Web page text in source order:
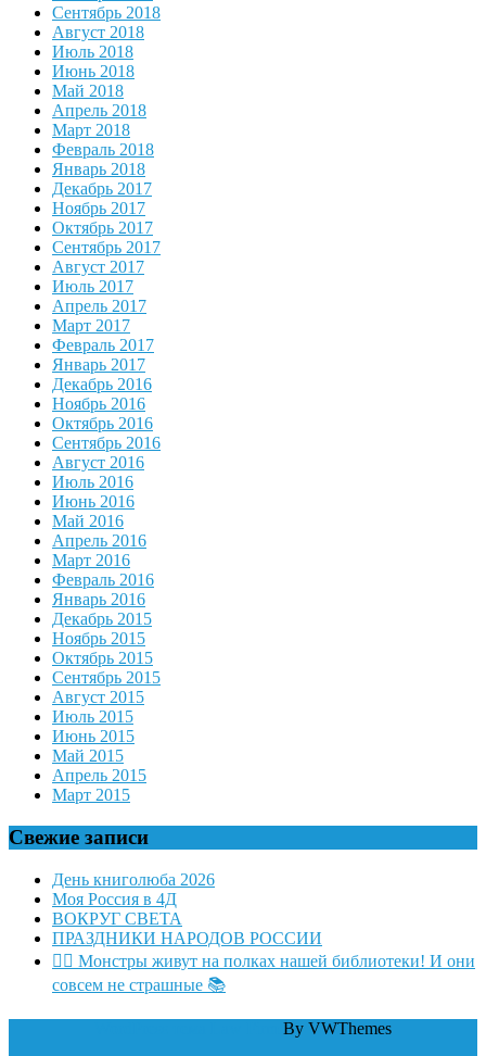
Сентябрь 2018
Август 2018
Июль 2018
Июнь 2018
Май 2018
Апрель 2018
Март 2018
Февраль 2018
Январь 2018
Декабрь 2017
Ноябрь 2017
Октябрь 2017
Сентябрь 2017
Август 2017
Июль 2017
Апрель 2017
Март 2017
Февраль 2017
Январь 2017
Декабрь 2016
Ноябрь 2016
Октябрь 2016
Сентябрь 2016
Август 2016
Июль 2016
Июнь 2016
Май 2016
Апрель 2016
Март 2016
Февраль 2016
Январь 2016
Декабрь 2015
Ноябрь 2015
Октябрь 2015
Сентябрь 2015
Август 2015
Июль 2015
Июнь 2015
Май 2015
Апрель 2015
Март 2015
Свежие записи
День книголюба 2026
Моя Россия в 4Д
ВОКРУГ СВЕТА
ПРАЗДНИКИ НАРОДОВ РОССИИ
🧛‍♂ Монстры живут на полках нашей библиотеки! И они
совсем не страшные 📚
By VWThemes